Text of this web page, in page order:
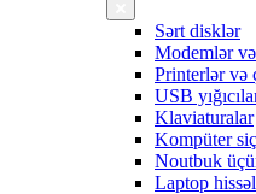
Sərt disklər
Modemlər
Printerlər və
USB
Klaviaturalar
Kompüter
Noutbuk
Laptop